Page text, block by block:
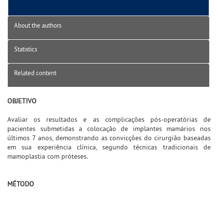
About the authors
Statistics
Related content
OBJETIVO
Avaliar os resultados e as complicações pós-operatórias de
pacientes submetidas a colocação de implantes mamários nos
últimos 7 anos, demonstrando as convicções do cirurgião baseadas
em sua experiência clínica, segundo técnicas tradicionais de
mamoplastia com próteses.
MÉTODO